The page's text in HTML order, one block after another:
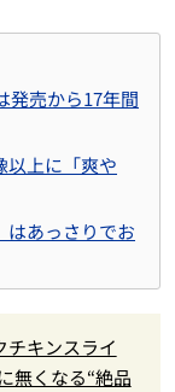
発売から17年間
以上に「爽や
はあっさりでお
チキンスライ
無くなる“絶品